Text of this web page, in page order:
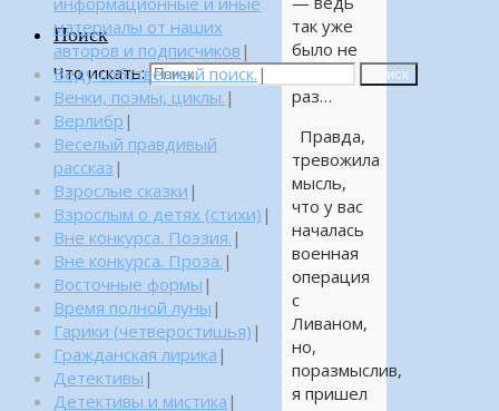
Поиск
Что искать: Поиск
так уже
было не
раз…
Правда,
тревожила
мысль,
что у вас
началась
военная
операция
с
Ливаном,
но,
поразмыслив,
я пришел
материалы от наших
авторов и подписчиков |
Веду собственный поиск. |
Венки, поэмы, циклы. |
Верлибр |
Веселый правдивый
рассказ |
Взрослые сказки |
Взрослым о детях (стихи) |
Вне конкурса. Поэзия. |
Вне конкурса. Проза. |
Восточные формы |
Время полной луны |
Гарики (четверостишья) |
Гражданская лирика |
Детективы |
Детективы и мистика |